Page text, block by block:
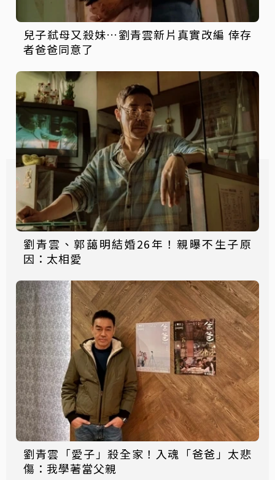
兒子弒母又殺妹…劉青雲新片真實改編 倖存
者爸爸同意了
劉青雲、郭藹明結婚26年！親曝不生子原
因：太相愛
劉青雲「愛子」殺全家！入魂「爸爸」太悲
傷：我學著當父親